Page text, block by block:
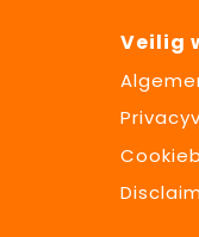
Veilig